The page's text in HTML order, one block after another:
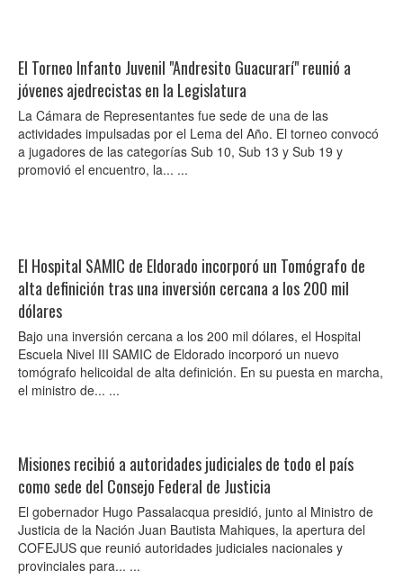
El Torneo Infanto Juvenil "Andresito Guacurarí" reunió a
jóvenes ajedrecistas en la Legislatura
La Cámara de Representantes fue sede de una de las
actividades impulsadas por el Lema del Año. El torneo convocó
a jugadores de las categorías Sub 10, Sub 13 y Sub 19 y
promovió el encuentro, la... ...
El Hospital SAMIC de Eldorado incorporó un Tomógrafo de
alta definición tras una inversión cercana a los 200 mil
dólares
Bajo una inversión cercana a los 200 mil dólares, el Hospital
Escuela Nivel III SAMIC de Eldorado incorporó un nuevo
tomógrafo helicoidal de alta definición. En su puesta en marcha,
el ministro de... ...
Misiones recibió a autoridades judiciales de todo el país
como sede del Consejo Federal de Justicia
El gobernador Hugo Passalacqua presidió, junto al Ministro de
Justicia de la Nación Juan Bautista Mahiques, la apertura del
COFEJUS que reunió autoridades judiciales nacionales y
provinciales para... ...